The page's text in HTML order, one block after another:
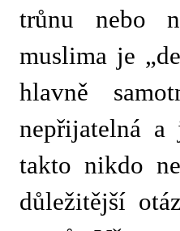
trůnu nebo
muslima je
hlavně
nepřijatelná a
takto nikdo
důležitější